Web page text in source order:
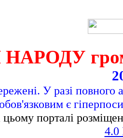
У разі повного
обов'язковим є
порталі
4.0